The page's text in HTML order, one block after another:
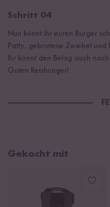
Schritt 04
Nun könnt ihr euren Burger
Patty, gebratene Zwiebel
Ihr könnt den Belag auch
Guten Reishunger!
Gekocht mit